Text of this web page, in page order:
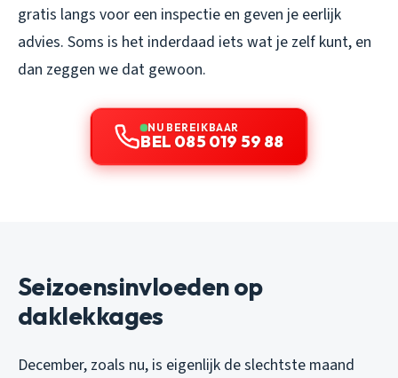
gratis langs voor een inspectie en geven je eerlijk
advies. Soms is het inderdaad iets wat je zelf kunt, en
dan zeggen we dat gewoon.
NU BEREIKBAAR
BEL 085 019 59 88
Seizoensinvloeden op
daklekkages
December, zoals nu, is eigenlijk de slechtste maand